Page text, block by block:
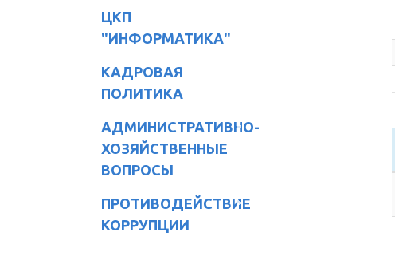
ЦКП
"ИНФОРМАТИКА"
КАДРОВАЯ
ПОЛИТИКА
АДМИНИСТРАТИВНО-
ХОЗЯЙСТВЕННЫЕ
ВОПРОСЫ
ПРОТИВОДЕЙСТВИЕ
КОРРУПЦИИ